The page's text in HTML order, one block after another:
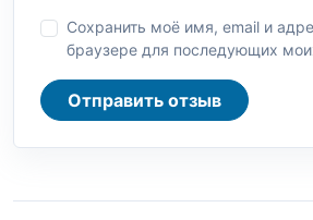
Сохранить моё имя, email и
браузере для последующих
Отправить отзыв